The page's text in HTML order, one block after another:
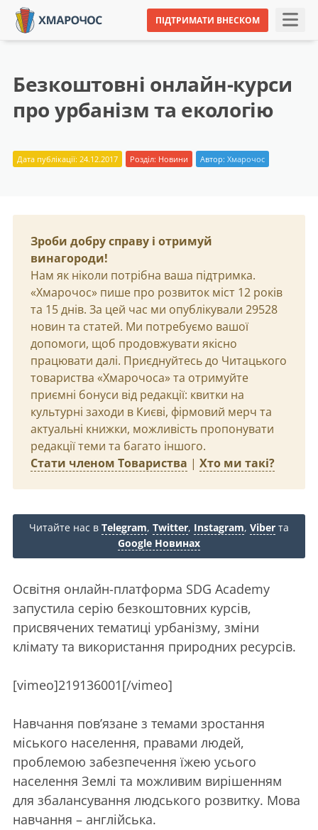
ПІДТРИМАТИ ВНЕСКОМ
Безкоштовні онлайн-курси
про урбанізм та екологію
Дата публікації: 24.12.2017 Розділ: Новини Автор: Хмарочос
Зроби добру справу і отримуй
винагороди!
Нам як ніколи потрібна ваша підтримка.
«Хмарочос» пише про розвиток міст 12 років
та 15 днів. За цей час ми опублікували 29528
новин та статей. Ми потребуємо вашої
допомоги, щоб продовжувати якісно
працювати далі. Приєднуйтесь до Читацького
товариства «Хмарочоса» та отримуйте
приємні бонуси від редакції: квитки на
культурні заходи в Києві, фірмовий мерч та
актуальні книжки, можливість пропонувати
редакції теми та багато іншого.
Стати членом Товариства | Хто ми такі?
Читайте нас в Telegram, Twitter, Instagram, Viber та
Google Новинах
Освітня онлайн-платформа SDG Academy
запустила серію безкоштовних курсів,
присвячених тематиці урбанізму, зміни
клімату та використання природних ресурсів.
[vimeo]219136001[/vimeo]
Навчання пов’язане з темами зростання
міського населення, правами людей,
проблемою забезпечення їжею усього
населення Землі та можливим вирішенням
для збалансування людського розвитку. Мова
навчання – англійська.